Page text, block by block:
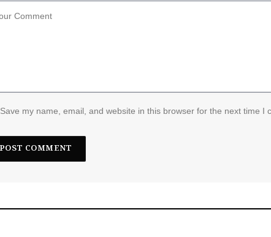
Save my name, email, and website in this browser for the next time I